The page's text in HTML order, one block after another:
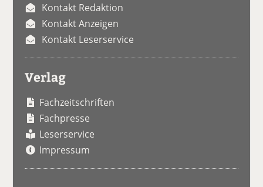
Kontakt Redaktion
Kontakt Anzeigen
Kontakt Leserservice
Verlag
Fachzeitschriften
Fachpresse
Leserservice
Impressum